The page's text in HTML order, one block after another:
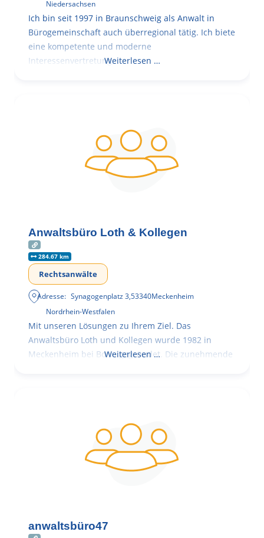
Niedersachsen
Ich bin seit 1997 in Braunschweig als Anwalt in
Bürogemeinschaft auch überregional tätig. Ich biete
eine kompetente und moderne
Interessenvertretung,Weiterlesen …
Anwaltsbüro Loth & Kollegen
284.67 km
Rechtsanwälte
Adresse: Synagogenplatz 3,53340Meckenheim
Nordrhein-Westfalen
Mit unseren Lösungen zu Ihrem Ziel. Das
Anwaltsbüro Loth und Kollegen wurde 1982 in
Meckenheim bei Bonn gegründet. Die zunehmende
Weiterlesen …
anwaltsbüro47